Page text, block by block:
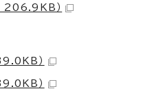
206.9KB）
）
）